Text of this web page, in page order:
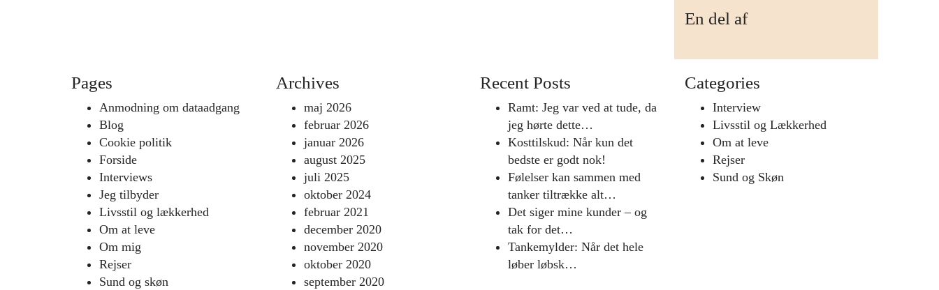
En del af
Pages
Anmodning om dataadgang
Blog
Cookie politik
Forside
Interviews
Jeg tilbyder
Livsstil og lækkerhed
Om at leve
Om mig
Rejser
Sund og skøn
Archives
maj 2026
februar 2026
januar 2026
august 2025
juli 2025
oktober 2024
februar 2021
december 2020
november 2020
oktober 2020
september 2020
Recent Posts
Ramt: Jeg var ved at tude, da
jeg hørte dette…
Kosttilskud: Når kun det
bedste er godt nok!
Følelser kan sammen med
tanker tiltrække alt…
Det siger mine kunder – og
tak for det…
Tankemylder: Når det hele
løber løbsk…
Categories
Interview
Livsstil og Lækkerhed
Om at leve
Rejser
Sund og Skøn